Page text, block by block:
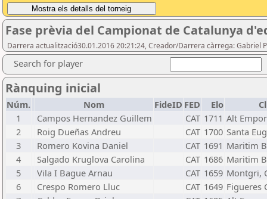
Fase prèvia del Campionat de Catalunya
Darrera actualització30.01.2016 20:21:24, Creador/Darrera càrrega: Gabriel
Search for player
Rànquing inicial
Núm. Nom FideID FED Elo
1
Campos Hernandez Guillem CAT 1711 Alt
2
Roig Dueñas Andreu CAT 1700 Santa
3
Romero Kovina Daniel CAT 1691 Maritim
4
Salgado Kruglova Carolina CAT 1686 Maritim
5
Vila I Bague Arnau CAT 1659 Montgri,
6
Crespo Romero Lluc CAT 1649 Figueres